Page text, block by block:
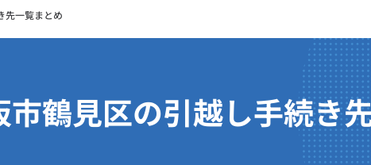
先一覧まとめ
市鶴見区の引越し手続き